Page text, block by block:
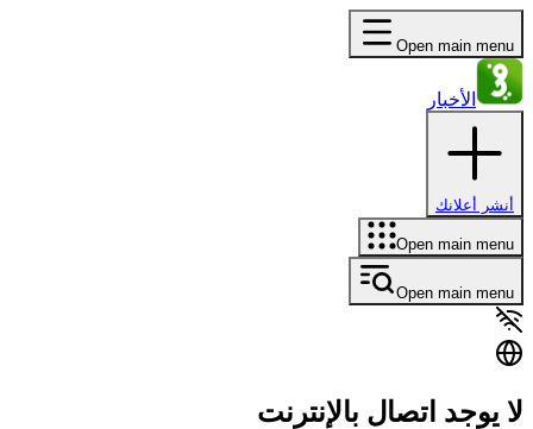
Open main menu
الأخبار
أنشر أعلانك
Open main menu
Open main menu
لا يوجد اتصال بالإنترنت